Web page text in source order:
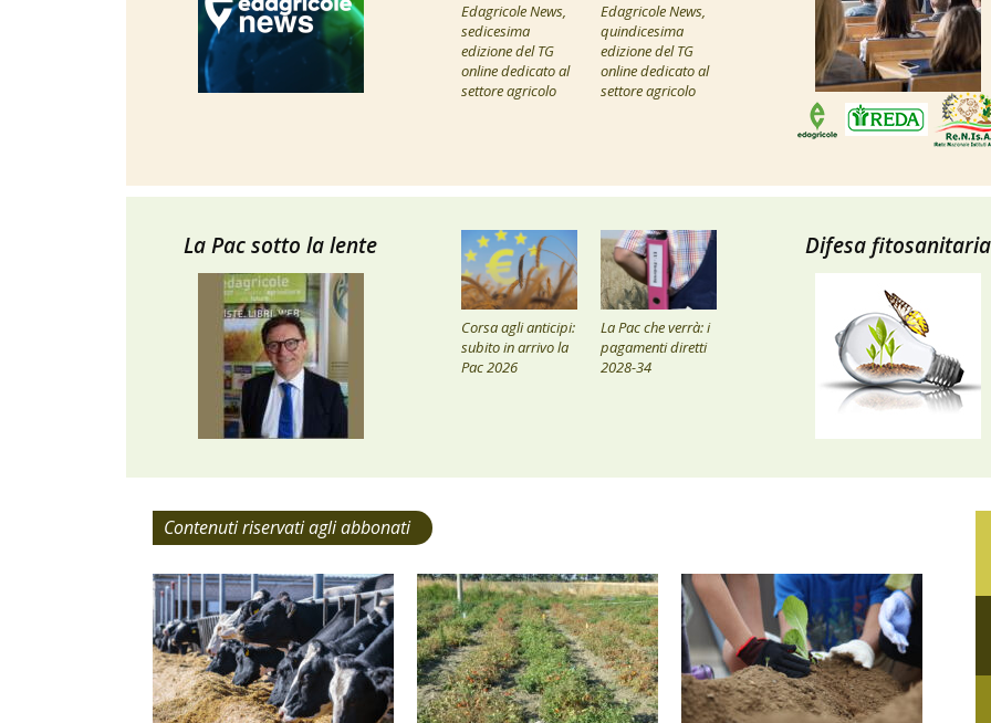
Edagricole News,
sedicesima
edizione del TG
online dedicato al
settore agricolo
Edagricole News,
quindicesima
edizione del TG
online dedicato al
settore agricolo
La Pac sotto la lente
Corsa agli anticipi:
subito in arrivo la
Pac 2026
La Pac che verrà: i
pagamenti diretti
2028-34
Difesa fitosanitaria
Contenuti riservati agli abbonati